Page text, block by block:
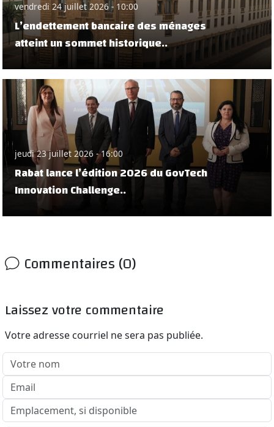
vendredi 24 juillet 2026 - 10:00
L’endettement bancaire des ménages
atteint un sommet historique..
jeudi 23 juillet 2026 - 16:00
Rabat lance l’édition 2026 du GovTech
Innovation Challenge..
Commentaires (0)
Laissez votre commentaire
Votre adresse courriel ne sera pas publiée.